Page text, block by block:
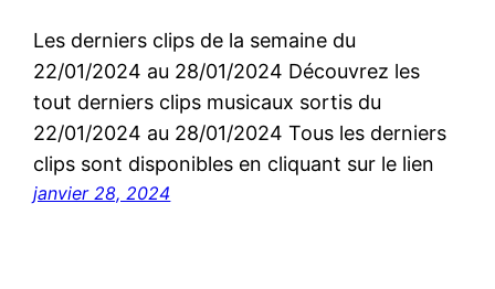
Les derniers clips de la semaine du
22/01/2024 au 28/01/2024 Découvrez les
tout derniers clips musicaux sortis du
22/01/2024 au 28/01/2024 Tous les derniers
clips sont disponibles en cliquant sur le lien
janvier 28, 2024